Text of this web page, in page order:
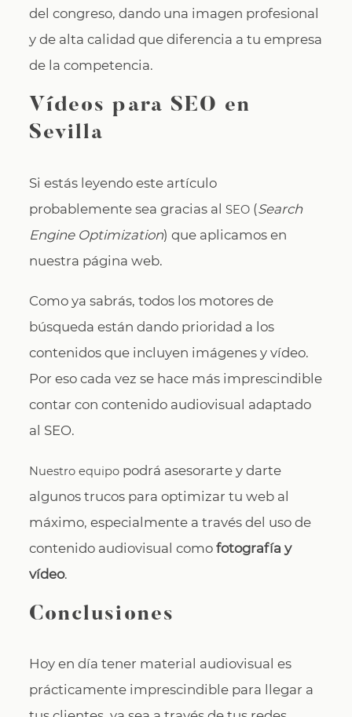
del congreso, dando una imagen profesional
y de alta calidad que diferencia a tu empresa
de la competencia.
Vídeos para SEO en
Sevilla
Si estás leyendo este artículo
probablemente sea gracias alSEO (Search
Engine Optimization) que aplicamos en
nuestra página web.
Como ya sabrás, todos los motores de
búsqueda están dando prioridad a los
contenidos que incluyen imágenes y vídeo.
Por eso cada vez se hace más imprescindible
contar con contenido audiovisual adaptado
al SEO.
Nuestro equipo podrá asesorarte y darte
algunos trucos para optimizar tu web al
máximo, especialmente a través del uso de
contenido audiovisual comofotografía y
vídeo.
Conclusiones
Hoy en día tener material audiovisual es
prácticamente imprescindible para llegar a